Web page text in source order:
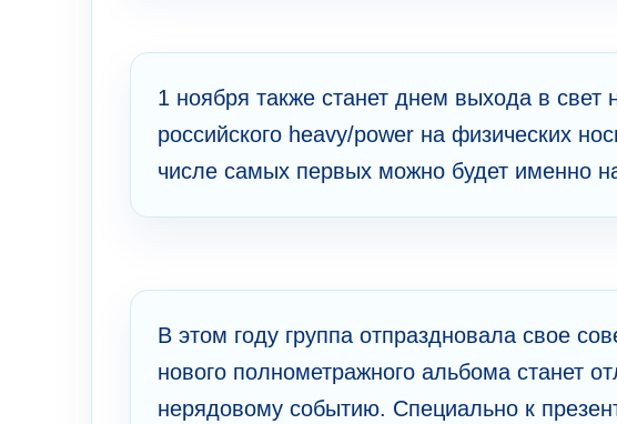
1 ноября также станет днем выхода в свет
российского heavy/power на физических
числе самых первых можно будет именно
В этом году группа отпраздновала свое
нового полнометражного альбома станет
нерядовому событию. Специально к